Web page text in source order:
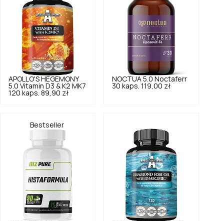
APOLLO'S HEGEMONY
5.0 Vitamin D3 & K2 MK7
120 kaps. 89,90 zł
NOCTUA 5.0 Noctaferr
30 kaps. 119,00 zł
Bestseller